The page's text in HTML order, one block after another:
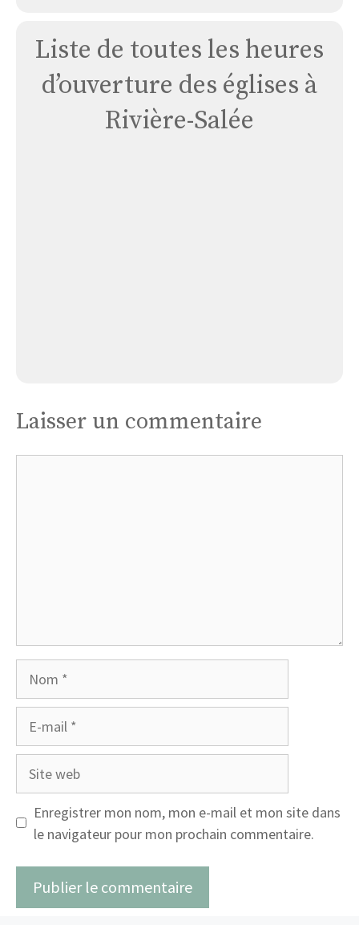
Liste de toutes les heures
d’ouverture des églises à
Rivière-Salée
Laisser un commentaire
Site
Enregistrer mon nom, mon e-mail et mon site dans
le navigateur pour mon prochain commentaire.